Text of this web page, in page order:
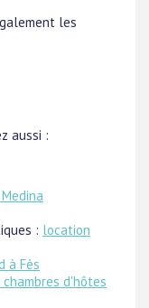
les
aussi :
: location
à Fès
d'hôtes